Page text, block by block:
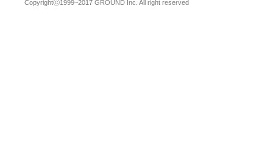
Copyrightⓒ1999~2017 GROUND Inc. All right reserved